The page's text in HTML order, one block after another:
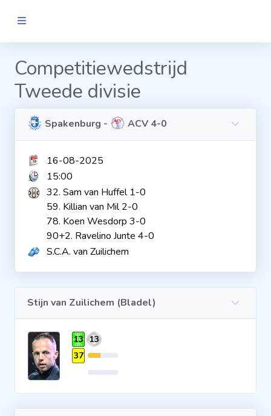
Clubs
Wedstrijden
Statistieken
Voetbalpiramide
VROUWEN
Statistieken
Competitiewedstrijd
Tweede divisie
Spakenburg - ACV 4-0
16-08-2025
15:00
32. Sam van Huffel 1-0
59. Killian van Mil 2-0
78. Koen Wesdorp 3-0
90+2. Ravelino Junte 4-0
S.C.A. van Zuilichem
Stijn van Zuilichem (Bladel)
13 13
37